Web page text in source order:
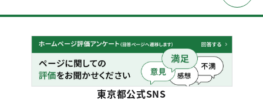
東京都公式SNS